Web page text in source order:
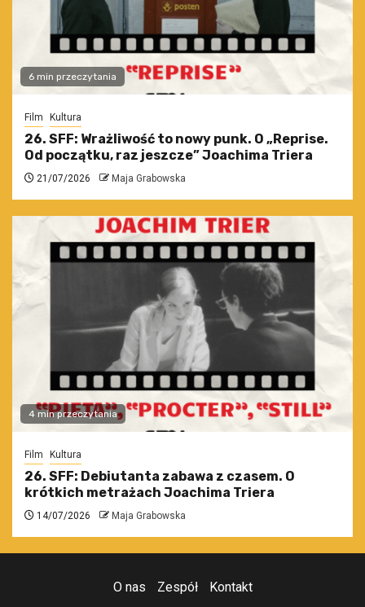
6 min przeczytania
Film Kultura
26. SFF: Wrażliwość to nowy punk. O „Reprise.
Od początku, raz jeszcze” Joachima Triera
21/07/2026 Maja Grabowska
4 min przeczytania
Film Kultura
26. SFF: Debiutanta zabawa z czasem. O
krótkich metrażach Joachima Triera
14/07/2026 Maja Grabowska
O nas Zespół Kontakt